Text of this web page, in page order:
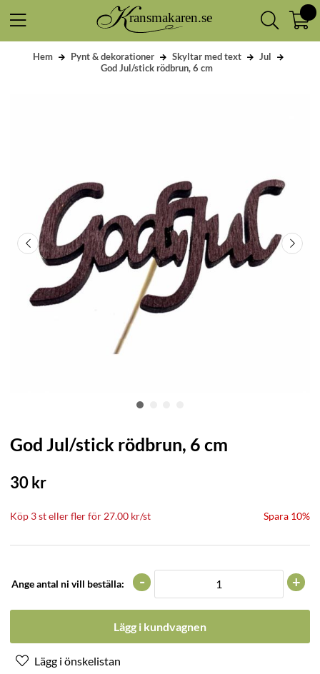
Hem Pynt & dekorationer Skyltar med text
Jul
God Jul/stick rödbrun, 6 cm
God Jul/stick rödbrun, 6 cm
30kr
Köp 3 steller fler för 27.00 kr/st Spara 10%
Ange antal ni vill beställa: +
-
Lägg i kundvagnen